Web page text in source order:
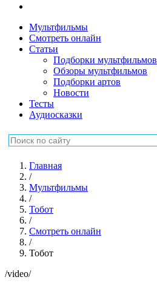
Мультфильмы
Смотреть онлайн
Статьи
Подборки мультфильмов
Обзоры мультфильмов
Подборки артов
Новости
Тесты
Аудиосказки
Главная
/
Мультфильмы
/
Тобот
/
Смотреть онлайн
/
Тобот
/video/